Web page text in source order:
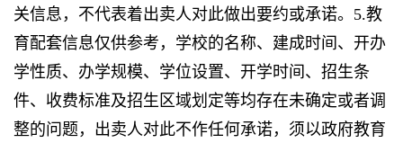
关信息，不代表着出卖人对此做出要约或承诺。5.教
育配套信息仅供参考，学校的名称、建成时间、开办
学性质、办学规模、学位设置、开学时间、招生条
件、收费标准及招生区域划定等均存在未确定或者调
整的问题，出卖人对此不作任何承诺，须以政府教育